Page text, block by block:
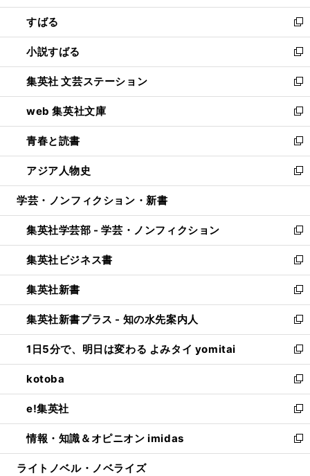
開
く
ウ
で
開
く
ン
ド
ウ
で
開
く
すばる
新
し
い
ウ
ィ
ン
ド
ウ
で
開
く
小説すばる
新
し
い
ウ
ィ
ン
ド
ウ
で
開
集英社 文芸ステーション
新
し
い
ウ
ィ
ン
ド
ウ
開
く
web 集英社文庫
新
し
い
ウ
ィ
ン
ウ
で
開
く
青春と読書
新
し
い
ウ
ン
ド
ウ
で
開
く
アジア人物史
新
し
ウ
ィ
ン
ド
ウ
で
開
く
学芸・ノンフィクション・新書
集英社学芸部 - 学芸・ノンフィクション
新
し
い
ウ
ィ
ン
ド
ウ
で
開
く
集英社ビジネス書
新
し
い
ウ
ィ
ン
ド
ウ
で
開
く
集英社新書
新
し
い
ウ
ィ
ン
ド
ウ
で
開
く
集英社新書プラス - 知の水先案内人
新
し
い
ウ
ィ
ン
ド
ウ
で
開
1日5分で、明日は変わる よみタイ yomitai
新
し
い
ウ
ィ
ン
ド
ウ
kotoba
新
し
い
ウ
ィ
ン
e!集英社
新
し
い
ウ
情報・知識＆オピニオン imidas
新
し
ライトノベル・ノベライズ